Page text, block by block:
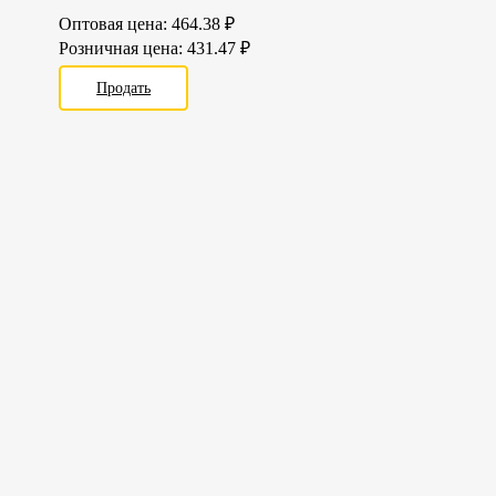
Оптовая цена: 464.38 ₽
Розничная цена: 431.47 ₽
Продать